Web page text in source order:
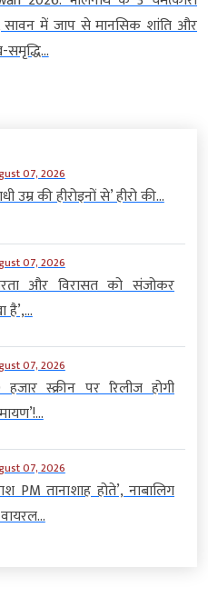
सावन में जाप से मानसिक शांति और
07, 2026
उम्र की हीरोइनों से’ हीरो की...
07, 2026
और विरासत को संजोकर
है’,...
07, 2026
हजार स्क्रीन पर रिलीज होगी
07, 2026
PM तानाशाह होते’, नाबालिग